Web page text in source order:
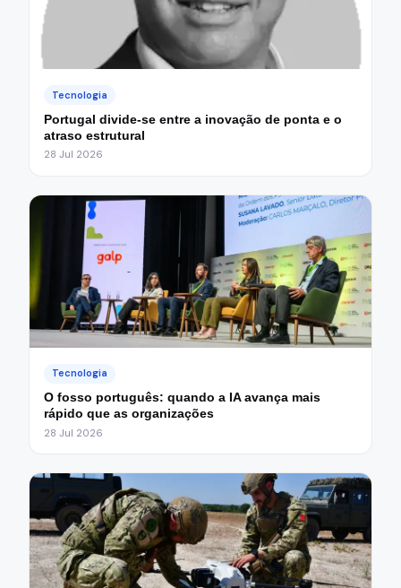
Tecnologia
Portugal divide-se entre a inovação de ponta e o
atraso estrutural
28 Jul 2026
Tecnologia
O fosso português: quando a IA avança mais
rápido que as organizações
28 Jul 2026